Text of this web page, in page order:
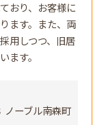
おり、お客様に
ます。また、両
用しつつ、旧居
ます。
ノーブル南森町